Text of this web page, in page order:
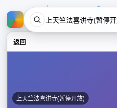
返回
上天竺法喜讲寺(暂停开放)